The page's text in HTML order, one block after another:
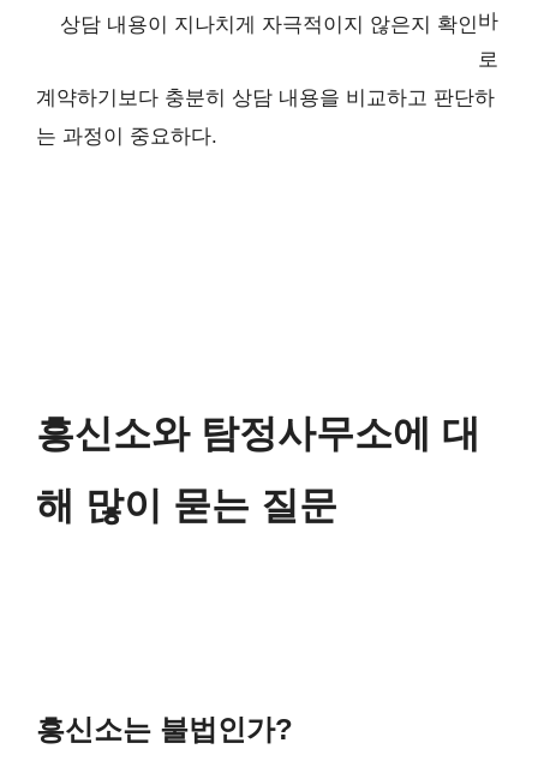
상담 내용이 지나치게 자극적이지 않은지 확인바
로
계약하기보다 충분히 상담 내용을 비교하고 판단하
는 과정이 중요하다.
흥신소와 탐정사무소에 대
해 많이 묻는 질문
흥신소는 불법인가?